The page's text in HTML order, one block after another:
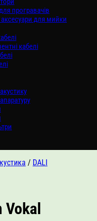
програвачів
для мийки
кабелі
/ DALI